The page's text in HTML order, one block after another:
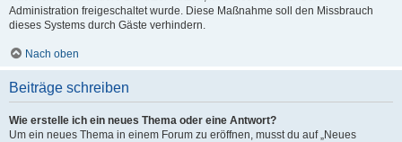
Administration freigeschaltet wurde. Diese Maßnahme soll den Missbrauch
dieses Systems durch Gäste verhindern.
Nach oben
Beiträge schreiben
Wie erstelle ich ein neues Thema oder eine Antwort?
Um ein neues Thema in einem Forum zu eröffnen, musst du auf „Neues